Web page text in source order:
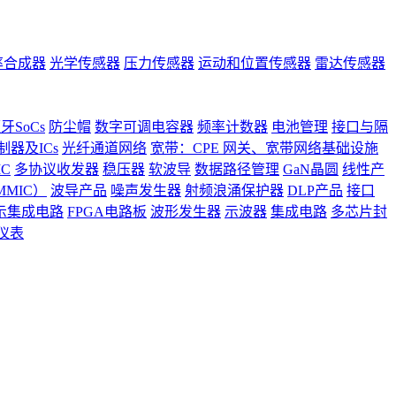
合成器 光学传感器 压力传感器 运动和位置传感器 雷达传感器
SoCs 防尘帽 数字可调电容器 频率计数器 电池管理 接口与隔
器及ICs 光纤通道网络 宽带：CPE 网关、宽带网络基础设施
多协议收发器 稳压器 软波导 数据路径管理 GaN晶圆 线性产
）
波导产品 噪声发生器 射频浪涌保护器 DLP产品 接口
集成电路 FPGA电路板 波形发生器 示波器 集成电路 多芯片封
表